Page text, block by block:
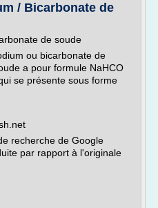
/ Bicarbonate de
de soude
ou bicarbonate de
a pour formule NaHCO
se présente sous forme
recherche de Google
par rapport à l'originale